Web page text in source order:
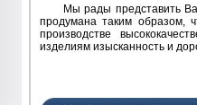
Мы рады представить Вам
продумана таким образом,
производстве
изделиям изысканность и